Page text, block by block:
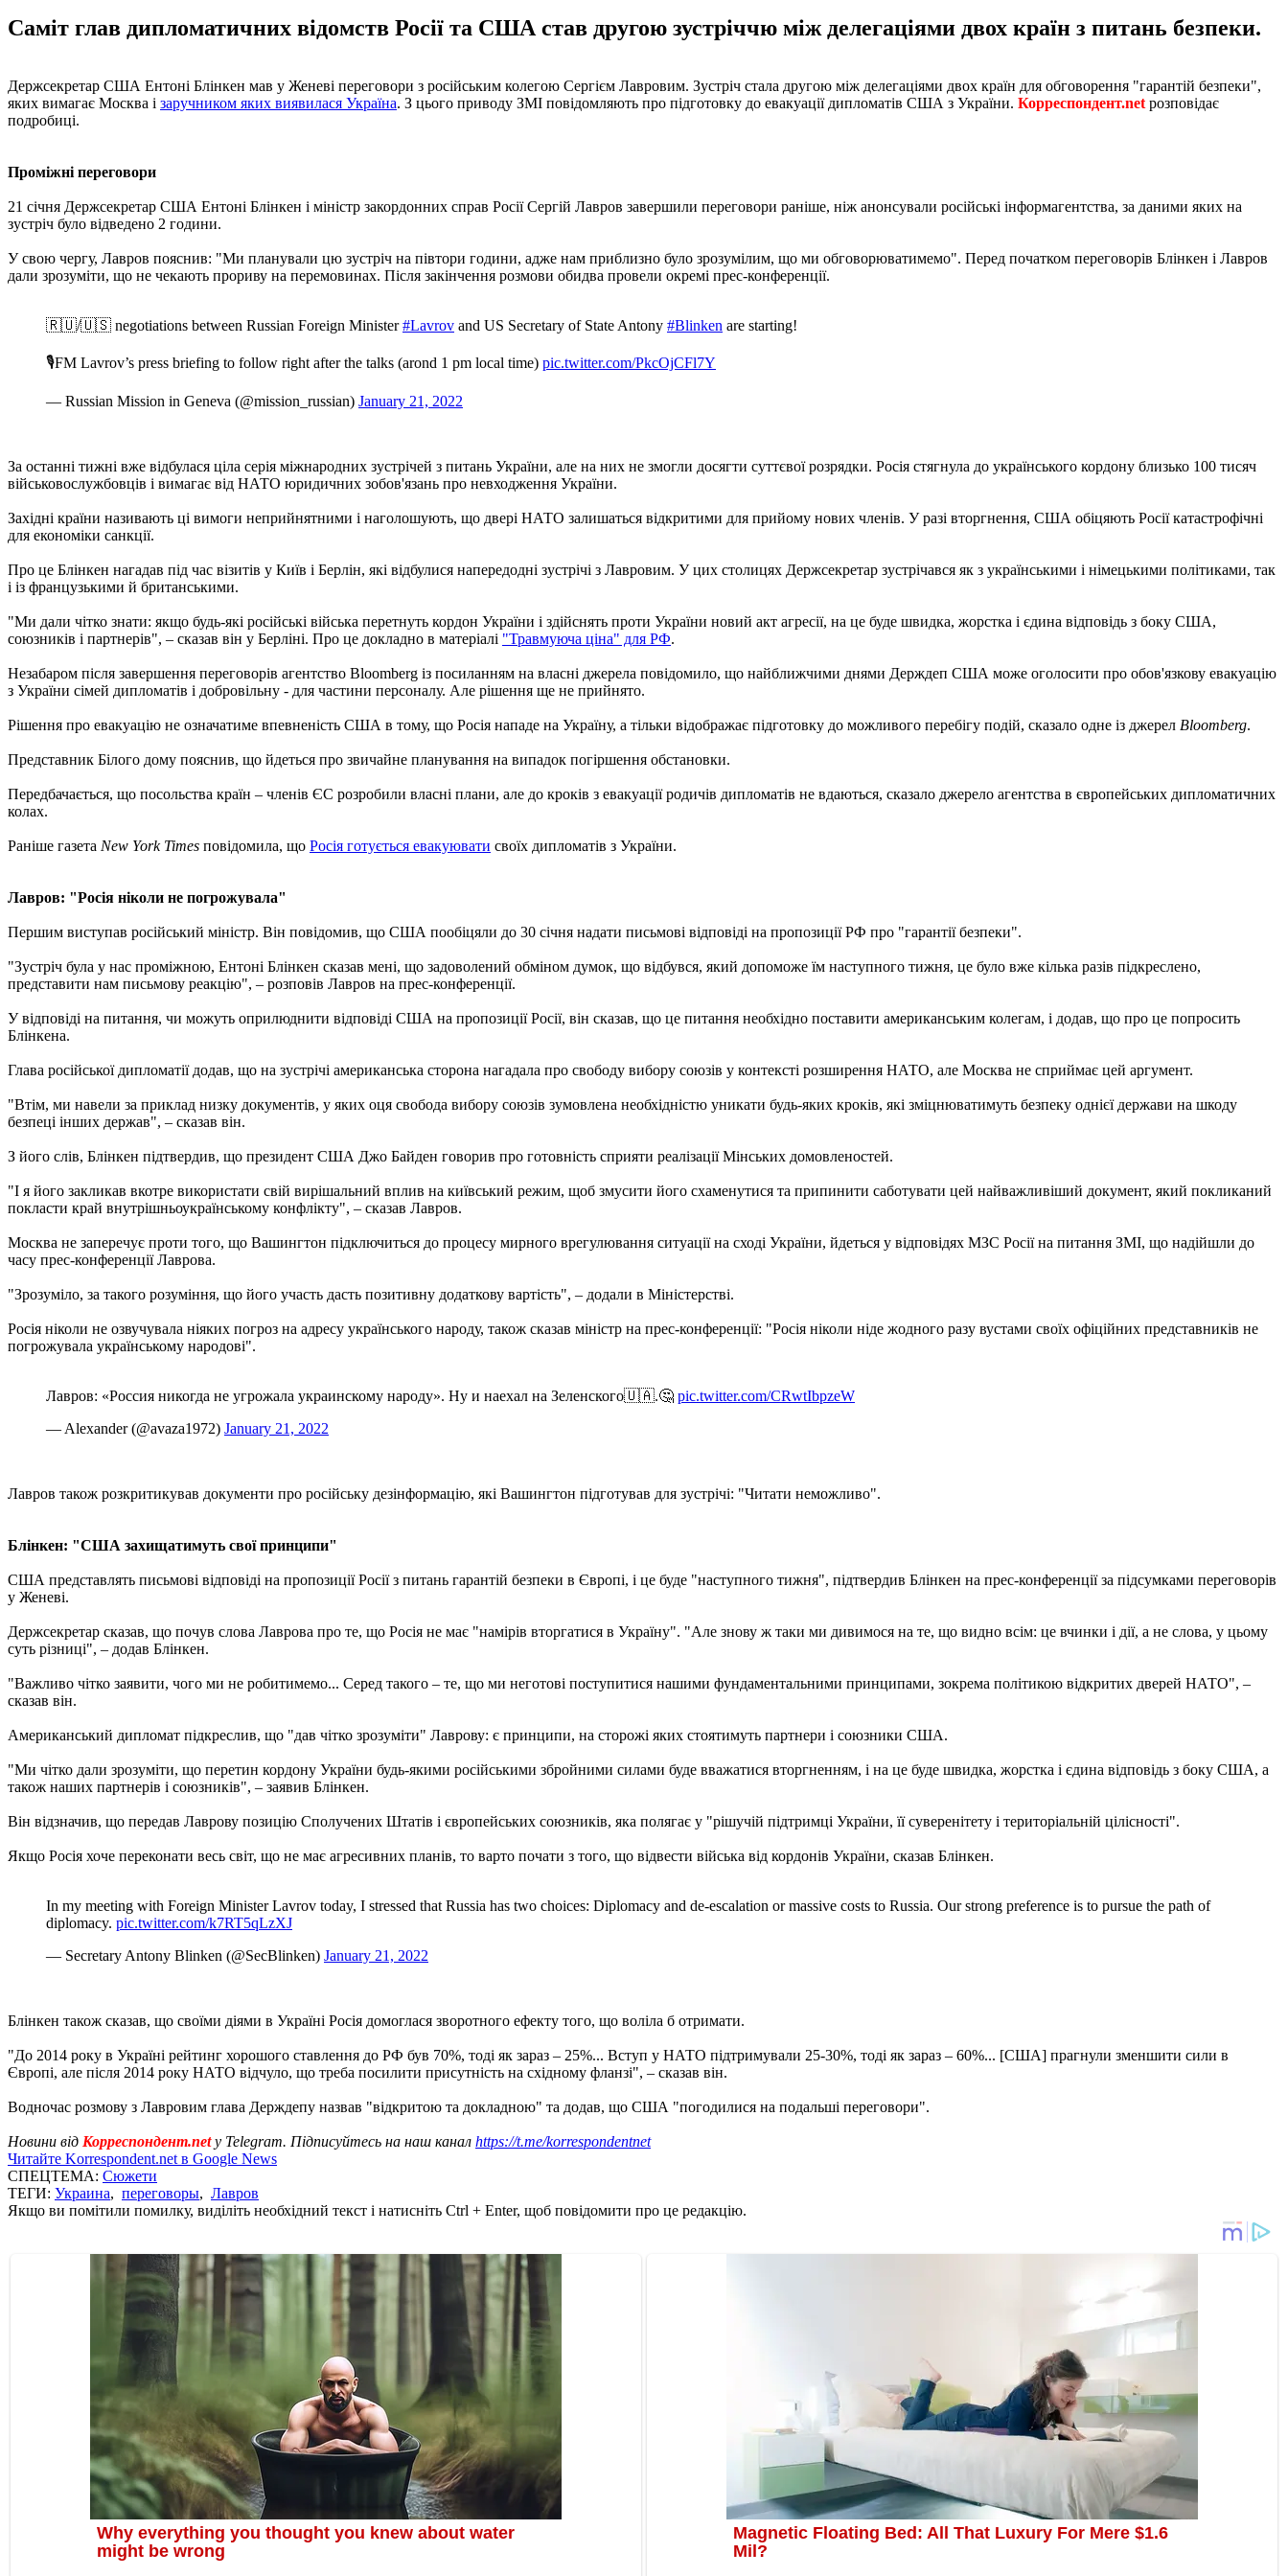
Саміт глав дипломатичних відомств Росії та США став другою зустріччю між делегаціями двох країн з питань безпеки.
Держсекретар США Ентоні Блінкен мав у Женеві переговори з російським колегою Сергієм Лавровим. Зустріч стала другою між делегаціями двох країн для обговорення "гарантій безпеки",
яких вимагає Москва і заручником яких виявилася Україна. З цього приводу ЗМІ повідомляють про підготовку до евакуації дипломатів США з України. Корреспондент.net розповідає
подробиці.
Проміжні переговори
21 січня Держсекретар США Ентоні Блінкен і міністр закордонних справ Росії Сергій Лавров завершили переговори раніше, ніж анонсували російські інформагентства, за даними яких на
зустріч було відведено 2 години.
У свою чергу, Лавров пояснив: "Ми планували цю зустріч на півтори години, адже нам приблизно було зрозумілим, що ми обговорюватимемо". Перед початком переговорів Блінкен і Лавров
дали зрозуміти, що не чекають прориву на перемовинах. Після закінчення розмови обидва провели окремі прес-конференції.
🇷🇺/🇺🇸 negotiations between Russian Foreign Minister#Lavrov and US Secretary of State Antony #Blinken are starting!
🎙FM Lavrov’s press briefing to follow right after the talks (arond 1 pm local time) pic.twitter.com/PkcOjCFl7Y
— Russian Mission in Geneva (@mission_russian) January 21, 2022
За останні тижні вже відбулася ціла серія міжнародних зустрічей з питань України, але на них не змогли досягти суттєвої розрядки. Росія стягнула до українського кордону близько 100 тисяч
військовослужбовців і вимагає від НАТО юридичних зобов'язань про невходження України.
Західні країни називають ці вимоги неприйнятними і наголошують, що двері НАТО залишаться відкритими для прийому нових членів. У разі вторгнення, США обіцяють Росії катастрофічні
для економіки санкції.
Про це Блінкен нагадав під час візитів у Київ і Берлін, які відбулися напередодні зустрічі з Лавровим. У цих столицях Держсекретар зустрічався як з українськими і німецькими політиками, так
і із французькими й британськими.
"Ми дали чітко знати: якщо будь-які російські війська перетнуть кордон України і здійснять проти України новий акт агресії, на це буде швидка, жорстка і єдина відповідь з боку США,
союзників і партнерів", – сказав він у Берліні. Про це докладно в матеріалі "Травмуюча ціна" для РФ.
Незабаром після завершення переговорів агентство Bloomberg із посиланням на власні джерела повідомило, що найближчими днями Держдеп США може оголосити про обов'язкову евакуацію
з України сімей дипломатів і добровільну - для частини персоналу. Але рішення ще не прийнято.
Рішення про евакуацію не означатиме впевненість США в тому, що Росія нападе на Україну, а тільки відображає підготовку до можливого перебігу подій, сказало одне із джерел Bloomberg.
Представник Білого дому пояснив, що йдеться про звичайне планування на випадок погіршення обстановки.
Передбачається, що посольства країн – членів ЄС розробили власні плани, але до кроків з евакуації родичів дипломатів не вдаються, сказало джерело агентства в європейських дипломатичних
колах.
Раніше газета New York Times повідомила, що Росія готується евакуювати своїх дипломатів з України.
Лавров: "Росія ніколи не погрожувала"
Першим виступав російський міністр. Він повідомив, що США пообіцяли до 30 січня надати письмові відповіді на пропозиції РФ про "гарантії безпеки".
"Зустріч була у нас проміжною, Ентоні Блінкен сказав мені, що задоволений обміном думок, що відбувся, який допоможе їм наступного тижня, це було вже кілька разів підкреслено,
представити нам письмову реакцію", – розповів Лавров на прес-конференції.
У відповіді на питання, чи можуть оприлюднити відповіді США на пропозиції Росії, він сказав, що це питання необхідно поставити американським колегам, і додав, що про це попросить
Блінкена.
Глава російської дипломатії додав, що на зустрічі американська сторона нагадала про свободу вибору союзів у контексті розширення НАТО, але Москва не сприймає цей аргумент.
"Втім, ми навели за приклад низку документів, у яких оця свобода вибору союзів зумовлена ​​необхідністю уникати будь-яких кроків, які зміцнюватимуть безпеку однієї держави на шкоду
безпеці інших держав", – сказав він.
З його слів, Блінкен підтвердив, що президент США Джо Байден говорив про готовність сприяти реалізації Мінських домовленостей.
"І я його закликав вкотре використати свій вирішальний вплив на київський режим, щоб змусити його схаменутися та припинити саботувати цей найважливіший документ, який покликаний
покласти край внутрішньоукраїнському конфлікту", – сказав Лавров.
Москва не заперечує проти того, що Вашингтон підключиться до процесу мирного врегулювання ситуації на сході України, йдеться у відповідях МЗС Росії на питання ЗМІ, що надійшли до
часу прес-конференції Лаврова.
"Зрозуміло, за такого розуміння, що його участь дасть позитивну додаткову вартість", – додали в Міністерстві.
Росія ніколи не озвучувала ніяких погроз на адресу українського народу, також сказав міністр на прес-конференції: "Росія ніколи ніде жодного разу вустами своїх офіційних представників не
погрожувала українському народові".
Лавров: «Россия никогда не угрожала украинскому народу». Ну и наехал на Зеленского🇺🇦.🤔 pic.twitter.com/CRwtIbpzeW
— Alexander (@avaza1972) January 21, 2022
Лавров також розкритикував документи про російську дезінформацію, які Вашингтон підготував для зустрічі: "Читати неможливо".
Блінкен: "США захищатимуть свої принципи"
США представлять письмові відповіді на пропозиції Росії з питань гарантій безпеки в Європі, і це буде "наступного тижня", підтвердив Блінкен на прес-конференції за підсумками переговорів
у Женеві.
Держсекретар сказав, що почув слова Лаврова про те, що Росія не має "намірів вторгатися в Україну". "Але знову ж таки ми дивимося на те, що видно всім: це вчинки і дії, а не слова, у цьому
суть різниці", – додав Блінкен.
"Важливо чітко заявити, чого ми не робитимемо... Серед такого – те, що ми неготові поступитися нашими фундаментальними принципами, зокрема політикою відкритих дверей НАТО", –
сказав він.
Американський дипломат підкреслив, що "дав чітко зрозуміти" Лаврову: є принципи, на сторожі яких стоятимуть партнери і союзники США.
"Ми чітко дали зрозуміти, що перетин кордону України будь-якими російськими збройними силами буде вважатися вторгненням, і на це буде швидка, жорстка і єдина відповідь з боку США, а
також наших партнерів і союзників", – заявив Блінкен.
Він відзначив, що передав Лаврову позицію Сполучених Штатів і європейських союзників, яка полягає у "рішучій підтримці України, її суверенітету і територіальній цілісності".
Якщо Росія хоче переконати весь світ, що не має агресивних планів, то варто почати з того, що відвести війська від кордонів України, сказав Блінкен.
In my meeting with Foreign Minister Lavrov today, I stressed that Russia has two choices: Diplomacy and de-escalation or massive costs to Russia. Our strong preference is to pursue the path of
diplomacy. pic.twitter.com/k7RT5qLzXJ
— Secretary Antony Blinken (@SecBlinken) January 21, 2022
Блінкен також сказав, що своїми діями в Україні Росія домоглася зворотного ефекту того, що воліла б отримати.
"До 2014 року в Україні рейтинг хорошого ставлення до РФ був 70%, тоді як зараз – 25%... Вступ у НАТО підтримували 25-30%, тоді як зараз – 60%... [США] прагнули зменшити сили в
Європі, але після 2014 року НАТО відчуло, що треба посилити присутність на східному фланзі", – сказав він.
Водночас розмову з Лавровим глава Держдепу назвав "відкритою та докладною" та додав, що США "погодилися на подальші переговори".
Новини від Корреспондент.netу Telegram. Підписуйтесь на наш канал https://t.me/korrespondentnet
Читайте Korrespondent.net в Google News
СПЕЦТЕМА: Сюжети
ТЕГИ: Украина, переговоры, Лавров
Якщо ви помітили помилку, виділіть необхідний текст і натисніть Ctrl + Enter, щоб повідомити про це редакцію.